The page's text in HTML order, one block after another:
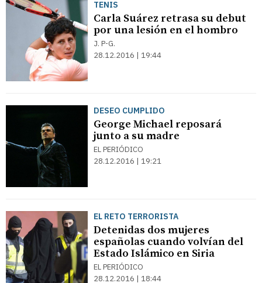
TENIS
Carla Suárez retrasa su debut
por una lesión en el hombro
J. P-G.
28.12.2016 | 19:44
DESEO CUMPLIDO
George Michael reposará
junto a su madre
EL PERIÓDICO
28.12.2016 | 19:21
EL RETO TERRORISTA
Detenidas dos mujeres
españolas cuando volvían del
Estado Islámico en Siria
EL PERIÓDICO
28.12.2016 | 18:44